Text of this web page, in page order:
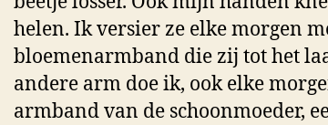
helen. Ik versier ze elke morgen
bloemenarmband die zij tot het
andere arm doe ik, ook elke
armband van de schoonmoeder,